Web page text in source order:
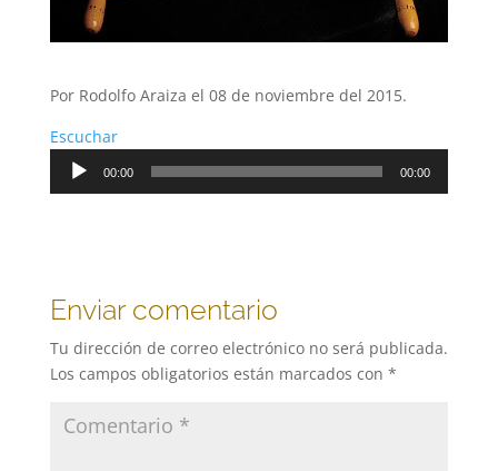
Por Rodolfo Araiza el 08 de noviembre del 2015.
Escuchar
Reproductor
00:00 00:00
Enviar comentario
Tu dirección de correo electrónico no será publicada.
Los campos obligatorios están marcados con *